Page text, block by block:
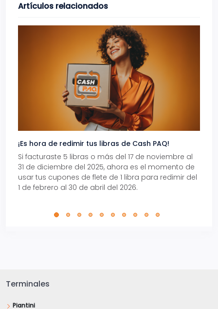
Artículos relacionados
¡Es hora de redimir tus libras de Cash PAQ!
Si facturaste 5 libras o más del 17 de noviembre al
31 de diciembre del 2025, ahora es el momento de
usar tus cupones de flete de 1 libra para redimir del
1 de febrero al 30 de abril del 2026.
Terminales
Piantini